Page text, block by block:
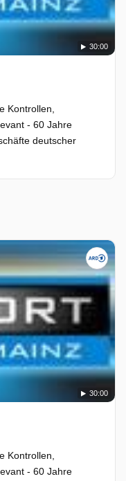
30:00
Kontrollen,
- 60 Jahre
deutscher
30:00
Kontrollen,
- 60 Jahre